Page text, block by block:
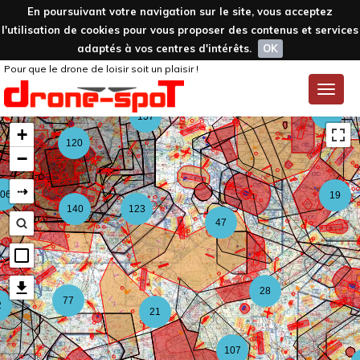
En poursuivant votre navigation sur le site, vous acceptez
l'utilisation de cookies pour vous proposer des contenus et services
adaptés à vos centres d'intérêts.
OK
Toggle
Pour que le drone de loisir soit un plaisir !
107
77
123
157
47
28
19
21
140
120
+
−
⇢